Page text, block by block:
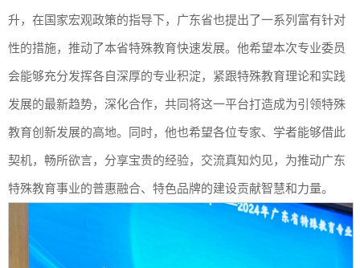
升，在国家宏观政策的指导下，广东省也提出了一系列富有针对
性的措施，推动了本省特殊教育快速发展。他希望本次专业委员
会能够充分发挥各自深厚的专业积淀，紧跟特殊教育理论和实践
发展的最新趋势，深化合作，共同将这一平台打造成为引领特殊
教育创新发展的高地。同时，他也希望各位专家、学者能够借此
契机，畅所欲言，分享宝贵的经验，交流真知灼见，为推动广东
特殊教育事业的普惠融合、特色品牌的建设贡献智慧和力量。